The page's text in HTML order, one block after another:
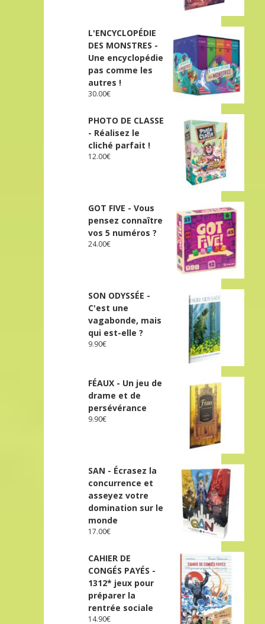
L'ENCYCLOPÉDIE
DES MONSTRES -
Une encyclopédie
pas comme les
autres !
30.00€
PHOTO DE CLASSE
- Réalisez le
cliché parfait !
12.00€
GOT FIVE - Vous
pensez connaître
vos 5 numéros ?
24.00€
SON ODYSSÉE -
C'est une
vagabonde, mais
qui est-elle ?
9.90€
FÉAUX - Un jeu de
drame et de
persévérance
9.90€
SAN - Écrasez la
concurrence et
asseyez votre
domination sur le
monde
17.00€
CAHIER DE
CONGÉS PAYÉS -
1312* jeux pour
préparer la
rentrée sociale
14.90€